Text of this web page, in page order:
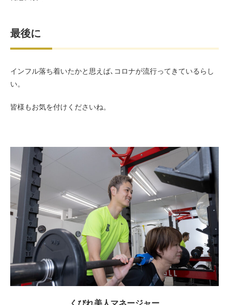
最後に
インフル落ち着いたかと思えば､コロナが流行ってきているらし
い。
皆様もお気を付けくださいね。
くびれ美人マネージャー